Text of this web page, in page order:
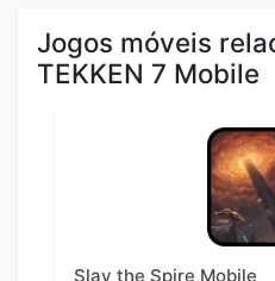
Jogos móveis
TEKKEN 7 Mobile
Slay the Spire Mobile